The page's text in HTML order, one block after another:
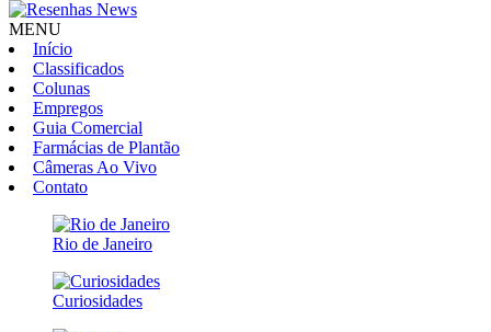
MENU
Início
Classificados
Colunas
Empregos
Guia Comercial
Farmácias de Plantão
Câmeras Ao Vivo
Contato
Rio de Janeiro
Curiosidades